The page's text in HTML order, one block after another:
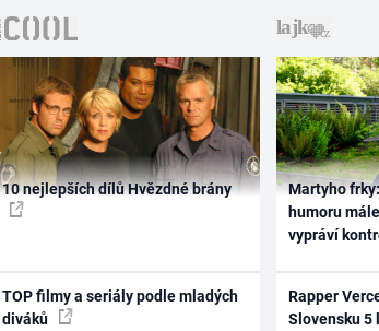
10 nejlepších dílů Hvězdné brány
TOP filmy a seriály podle mladých
diváků
Martyho
humoru
vypráví
Rapper
Slovensku 5